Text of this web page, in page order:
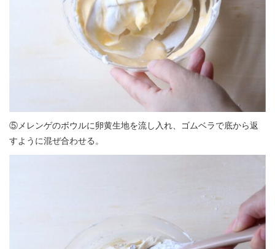
⑤メレンゲのボウルに卵黄生地を流し入れ、ゴムベラで底から返
すように混ぜ合わせる。